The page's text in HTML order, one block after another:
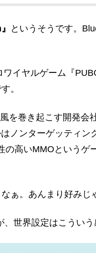
というそうです。
イヤルゲーム『
。
を巻き起こす開発会
ノンターゲッティン
高いMMOというゲ
ぁ。あんまり好みじ
世界設定はこういう